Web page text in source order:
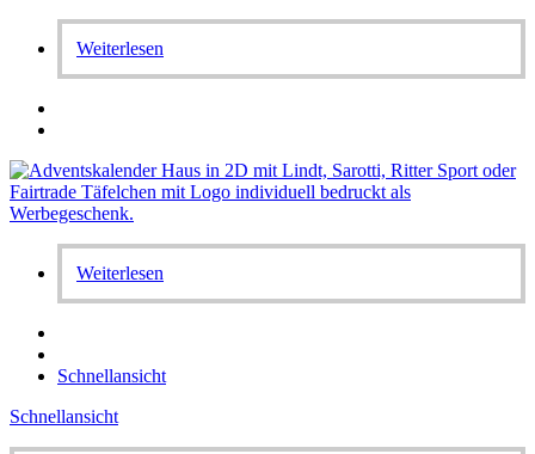
Weiterlesen
Weiterlesen
Schnellansicht
Schnellansicht